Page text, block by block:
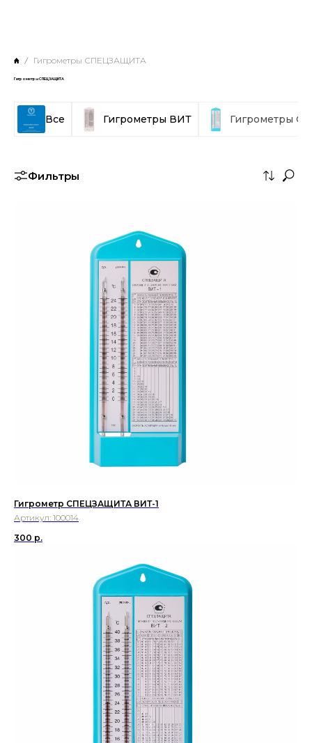
Гигрометры СПЕЦЗАЩИТА
Гигрометры СПЕЦЗАЩИТА
Все Гигрометры ВИТ Гигрометры
Фильтры
Гигрометр СПЕЦЗАЩИТА ВИТ-1
Артикул: 100014
300 р.